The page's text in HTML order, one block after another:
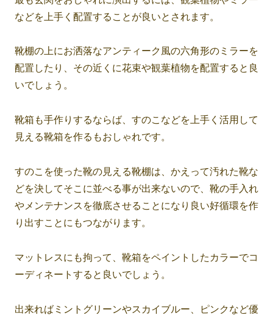
などを上手く配置することが良いとされます。
靴棚の上にお洒落なアンティーク風の六角形のミラーを
配置したり、その近くに花束や観葉植物を配置すると良
いでしょう。
靴箱も手作りするならば、すのこなどを上手く活用して
見える靴箱を作るもおしゃれです。
すのこを使った靴の見える靴棚は、かえって汚れた靴な
どを決してそこに並べる事が出来ないので、靴の手入れ
やメンテナンスを徹底させることになり良い好循環を作
り出すことにもつながります。
マットレスにも拘って、靴箱をペイントしたカラーでコ
ーディネートすると良いでしょう。
出来ればミントグリーンやスカイブルー、ピンクなど優